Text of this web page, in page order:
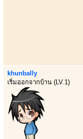
khunbally
เริ่มออกจากบ้าน (LV.1)